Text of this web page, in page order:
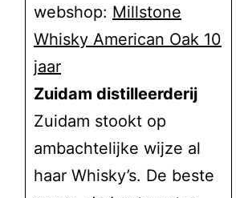
webshop: Millstone
Whisky American Oak 10
jaar
Zuidam distilleerderij
Zuidam stookt op
ambachtelijke wijze al
haar Whisky’s. De beste